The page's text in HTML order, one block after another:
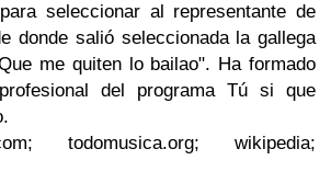
seleccionar al representante de
donde salió seleccionada la gallega
me quiten lo bailao". Ha formado
del programa Tú si que
todomusica.org; wikipedia;